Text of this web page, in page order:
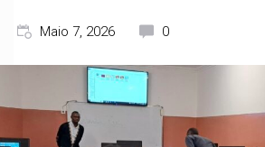
Maio 7, 2026 0